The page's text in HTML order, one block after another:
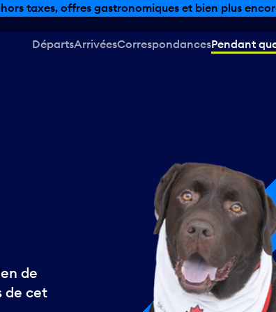
taxes, offres gastronomiques et bien plus
DépartsArrivéesCorrespondancesPendant
de
de cet